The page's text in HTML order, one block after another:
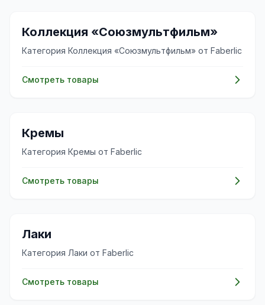
✨
Коллекция «Союзмультфильм»
Категория Коллекция «Союзмультфильм» от Faberlic
Смотреть товары
✨
Кремы
Категория Кремы от Faberlic
Смотреть товары
✨
Лаки
Категория Лаки от Faberlic
Смотреть товары